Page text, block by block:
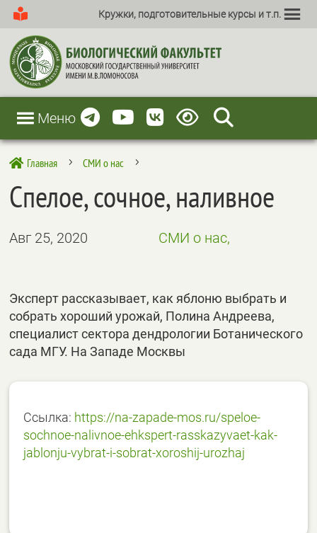
Кружки, подготовительные курсы и т.п.
Меню
 Главная 5 СМИ о нас 5
Спелое, сочное, наливное
Авг 25, 2020 СМИ о нас,
Эксперт рассказывает, как яблоню выбрать и
собрать хороший урожай, Полина Андреева,
специалист сектора дендрологии Ботанического
сада МГУ. На Западе Москвы
Ссылка: https://na-zapade-mos.ru/speloe-
sochnoe-nalivnoe-ehkspert-rasskazyvaet-kak-
jablonju-vybrat-i-sobrat-xoroshij-urozhaj